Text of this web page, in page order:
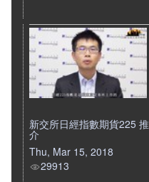
新交所日經指數期貨225 推
介
Thu, Mar 15, 2018
29913